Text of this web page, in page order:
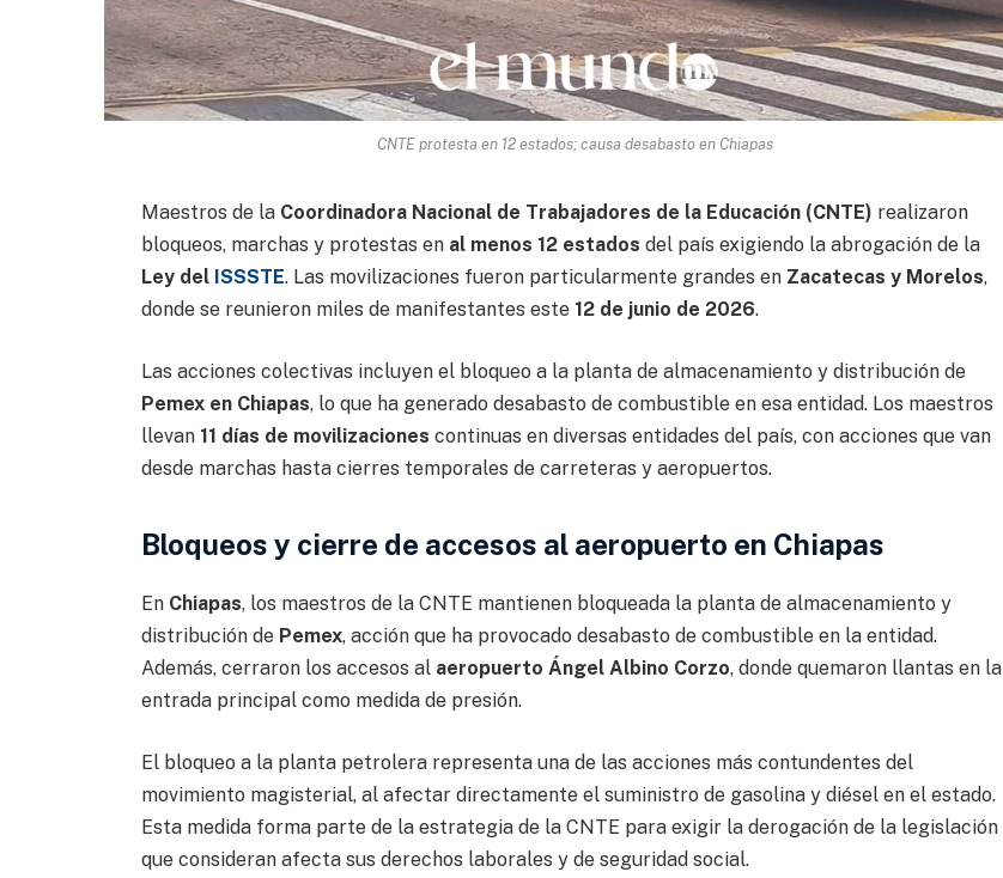
CNTE protesta en 12 estados; causa desabasto en Chiapas
Maestros de la Coordinadora Nacional de Trabajadores de la Educación (CNTE) realizaron
bloqueos, marchas y protestas en al menos 12 estados del país exigiendo la abrogación de la
Ley del ISSSTE. Las movilizaciones fueron particularmente grandes en Zacatecas y Morelos,
donde se reunieron miles de manifestantes este 12 de junio de 2026.
Las acciones colectivas incluyen el bloqueo a la planta de almacenamiento y distribución de
Pemex en Chiapas, lo que ha generado desabasto de combustible en esa entidad. Los maestros
llevan 11 días de movilizaciones continuas en diversas entidades del país, con acciones que van
desde marchas hasta cierres temporales de carreteras y aeropuertos.
Bloqueos y cierre de accesos al aeropuerto en Chiapas
En Chiapas, los maestros de la CNTE mantienen bloqueada la planta de almacenamiento y
distribución de Pemex, acción que ha provocado desabasto de combustible en la entidad.
Además, cerraron los accesos al aeropuerto Ángel Albino Corzo, donde quemaron llantas en la
entrada principal como medida de presión.
El bloqueo a la planta petrolera representa una de las acciones más contundentes del
movimiento magisterial, al afectar directamente el suministro de gasolina y diésel en el estado.
Esta medida forma parte de la estrategia de la CNTE para exigir la derogación de la legislación
que consideran afecta sus derechos laborales y de seguridad social.